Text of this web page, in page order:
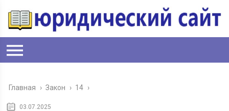
Главная › Закон › 14 ›
03.07.2025